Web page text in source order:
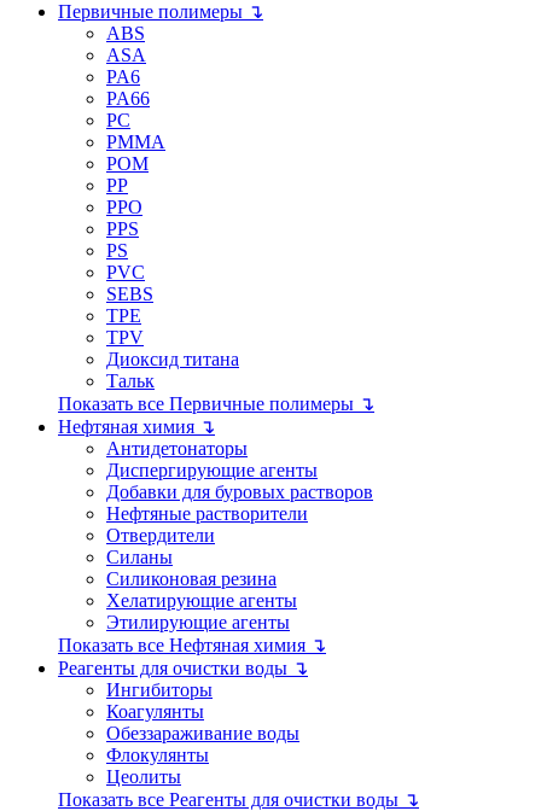
Первичные полимеры ↴
ABS
ASA
PA6
PA66
PC
PMMA
POM
PP
PPO
PPS
PS
PVC
SEBS
TPE
TPV
Диоксид титана
Тальк
Показать все Первичные полимеры ↴
Нефтяная химия ↴
Антидетонаторы
Диспергирующие агенты
Добавки для буровых растворов
Нефтяные растворители
Отвердители
Силаны
Силиконовая резина
Хелатирующие агенты
Этилирующие агенты
Показать все Нефтяная химия ↴
Реагенты для очистки воды ↴
Ингибиторы
Коагулянты
Обеззараживание воды
Флокулянты
Цеолиты
Показать все Реагенты для очистки воды ↴